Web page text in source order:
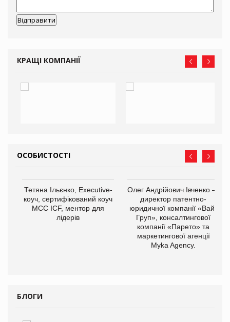
КРАЩІ КОМПАНІЇ
ОСОБИСТОСТІ
Тетяна Ільєнко, Executive-
коуч, сертифікований коуч
МСС ICF, ментор для
лідерів
Олег Андрійович Івченко —
директор патентно-
юридичної компанії «Вайз
Груп», консалтингової
компанії «Парето» та
маркетингової агенції
Myka Agency.
БЛОГИ